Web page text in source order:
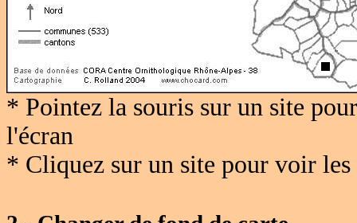
* Pointez la souris sur un site
l'écran
* Cliquez sur un site pour voir les